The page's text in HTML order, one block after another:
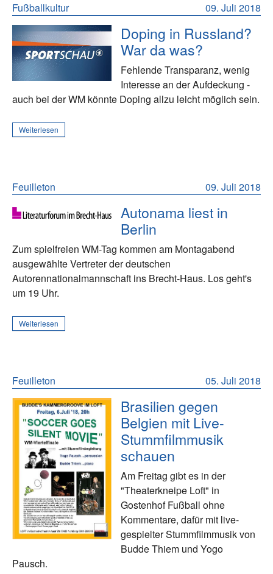
09. Juli 2018
Fußballkultur
Doping in Russland?
War da was?
Fehlende Transparanz, wenig
Interesse an der Aufdeckung -
auch bei der WM könnte Doping allzu leicht möglich sein.
Weiterlesen
09. Juli 2018
Feuilleton
Autonama liest in
Berlin
Zum spielfreien WM-Tag kommen am Montagabend
ausgewählte Vertreter der deutschen
Autorennationalmannschaft ins Brecht-Haus. Los geht's
um 19 Uhr.
Weiterlesen
05. Juli 2018
Feuilleton
Brasilien gegen
Belgien mit Live-
Stummfilmmusik
schauen
Am Freitag gibt es in der
"Theaterkneipe Loft" in
Gostenhof Fußball ohne
Kommentare, dafür mit live-
gespielter Stummfilmmusik von
Budde Thiem und Yogo
Pausch.